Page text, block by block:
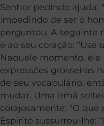
Senhor pedindo ajuda:
impedindo de ser o
perguntou. A seguinte
e ao seu coração:
Naquele momento,
expressões grosseiras
de seu vocabulário,
mudar. Uma irmã
corajosamente: “O que
Espírito sussurrou-lhe: